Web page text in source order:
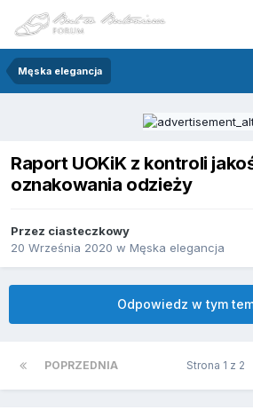
Męska elegancja
Raport UOKiK z kontroli
oznakowania odzieży
Przez ciasteczkowy
20 Września 2020 w Męska elegancja
Odpowiedz w tym
POPRZEDNIA Strona 1 z 2